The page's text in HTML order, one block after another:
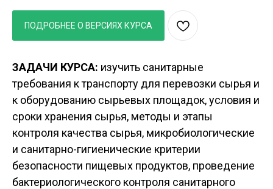
ПОДРОБНЕЕ О ВЕРСИЯХ КУРСА
ЗАДАЧИ КУРСА: изучить санитарные
требования к транспорту для перевозки сырья и
к оборудованию сырьевых площадок, условия и
сроки хранения сырья, методы и этапы
контроля качества сырья, микробиологические
и санитарно-гигиенические критерии
безопасности пищевых продуктов, проведение
бактериологического контроля санитарного